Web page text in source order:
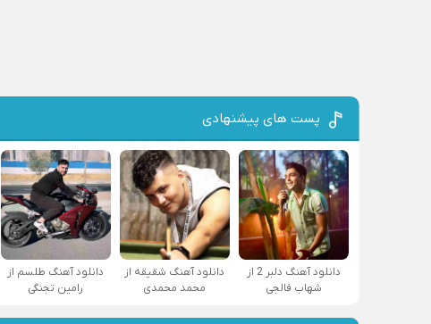
پست های پیشنهادی
دانلود آهنگ دلبر 2 از
شهاب فالجی
دانلود آهنگ شقیقه از
محمد محمدی
دانلود آهنگ طلسم از
رامین تجنگی